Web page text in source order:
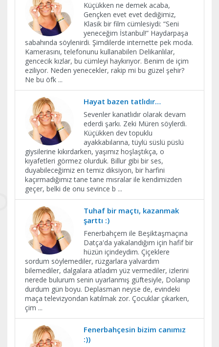
Küçükken ne demek acaba,
Gençken evet evet dediğimiz,
Klasik bir film cümlesiydi: “Seni
yeneceğim İstanbul!” Haydarpaşa
sabahında söylenirdi. Şimdilerde internette pek moda.
Kamerasını, telefonunu kullanabilen Delikanlılar,
gencecik kızlar, bu cümleyi haykırıyor. Benim de içim
eziliyor. Neden yenecekler, rakip mi bu güzel şehir?
Ne bu öfk ...
Hayat bazen tatlıdır…
Sevenler kanatlıdır olarak devam
ederdi şarkı. Zeki Müren söylerdi.
Küçükken dev topuklu
ayakkabılarına, tüylü süslü püslü
giysilerine kıkırdarken, yaşımız hoşlaştıkça, o
kıyafetleri görmez olurduk. Billur gibi bir ses,
duyabileceğimiz en temiz diksiyon, bir harfini
kaçırmadığımız tane tane mısralar ile kendimizden
geçer, belki de onu sevince b ...
Tuhaf bir maçtı, kazanmak
şarttı :)
Fenerbahçem ile Beşiktaşmaçına
Datça'da yakalandığım için hafif bir
hüzün içindeydim. Çiçeklere
sordum söylemediler, rüzgarlara yalvardım
bilemediler, dalgalara atladım yüz vermediler, izlerini
nerede bulurum senin uyarlanmış güftesiyle, Dolanıp
durdum gün boyu. Deplasman neyse de, evindeki
maça televizyondan katılmak zor. Çocuklar çıkarken,
çim ...
Fenerbahçesin bizim canımız
:))